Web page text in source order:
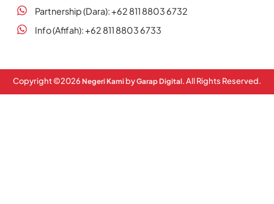
Partnership (Dara): +62 811 8803 6732
Info (Afifah): +62 811 8803 6733
Copyright ©2026 Negeri Kami byGarap Digital. All Rights Reserved.